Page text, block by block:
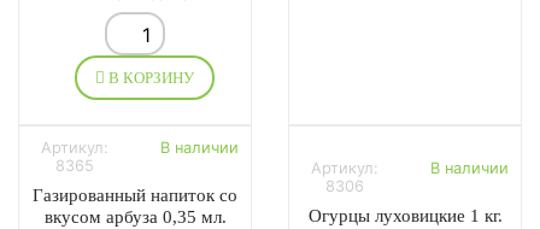
В КОРЗИНУ
Артикул:
8365
В наличии
Газированный напиток со
вкусом арбуза 0,35 мл.
Артикул:
8306
В наличии
Огурцы луховицкие 1 кг.